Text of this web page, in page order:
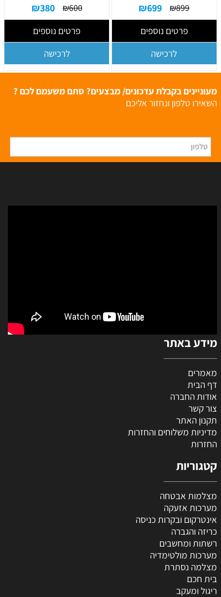
₪899
₪699
פרטים נוספים
לרכישה
₪600
₪380
פרטים נוספים
לרכישה
מעוניינים בקבלת עדכונים/ מבצעים? סתם משעמם לכם ?
השאירו טלפון ונחזור אליכם
מידע באתר
מאמרים
דף הבית
אודות החברה
צור קשר
תקנון האתר
מדיניות משלוחים והחזרות
החזרות
קטגוריות
מצלמות אבטחה
מערכות אזעקה
אינטרקום ובקרות כניסה
כריזה והגברה
רשתות ומחשבים
מערכות מולטימדיה
מצלמה נסתרת
בית חכם
ריגול ומעקב